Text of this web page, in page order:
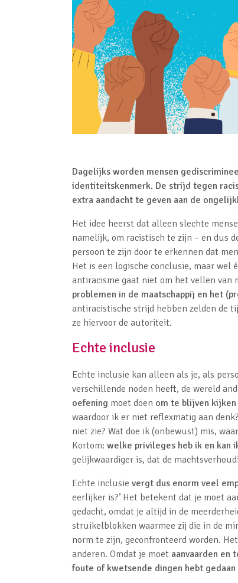
Dagelijks worden mensen
identiteitskenmerk. De strijd tegen
extra aandacht te geven aan de
Het idee heerst dat alleen slechte
namelijk, om racistisch te zijn – en dus
persoon te zijn door te erkennen dat
Het is een logische conclusie, maar wel
antiracisme gaat niet om het vellen van
problemen in de maatschappij en het
antiracistische strijd hebben zelden de
ze hiervoor de autoriteit.
Echte inclusie
Echte inclusie kan alleen als je, als
verschillende noden heeft, de wereld
oefening moet doen om te blijven kijken
waardoor ik er niet reflexmatig aan
niet zie? Wat doe ik (onbewust) mis,
Kortom: welke privileges heb ik en kan
gelijkwaardiger is, dat de
Echte inclusie vergt dus enorm veel
eerlijker is?’ Het betekent dat je moet
gedacht, omdat je altijd in de
struikelblokken waarmee zij die in de
norm te zijn, geconfronteerd worden.
anderen. Omdat je moet aanvaarden en
foute of kwetsende dingen hebt